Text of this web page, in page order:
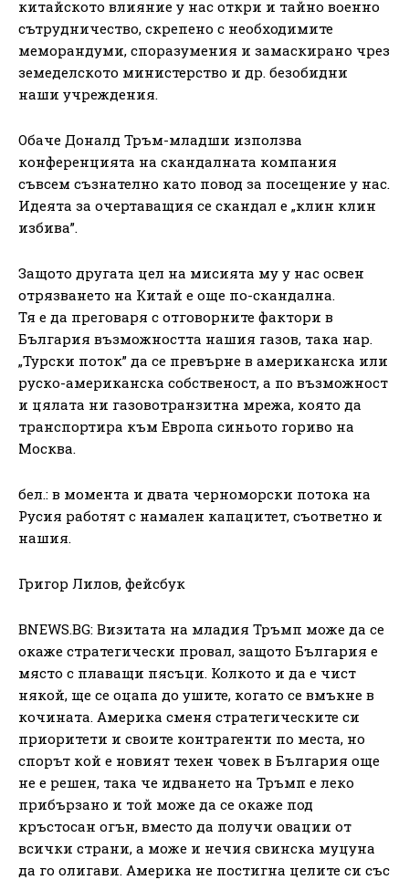
китайското влияние у нас откри и тайно военно
сътрудничество, скрепено с необходимите
меморандуми, споразумения и замаскирано чрез
земеделското министерство и др. безобидни
наши учреждения.
Обаче Доналд Тръм-младши използва
конференцията на скандалната компания
съвсем съзнателно като повод за посещение у нас.
Идеята за очертаващия се скандал е „клин клин
избива”.
Защото другата цел на мисията му у нас освен
отрязването на Китай е още по-скандална.
Тя е да преговаря с отговорните фактори в
България възможността нашия газов, така нар.
„Турски поток” да се превърне в американска или
руско-американска собственост, а по възможност
и цялата ни газовотранзитна мрежа, която да
транспортира към Европа синьото гориво на
Москва.
бел.: в момента и двата черноморски потока на
Русия работят с намален капацитет, съответно и
нашия.
Григор Лилов, фейсбук
BNEWS.BG: Визитата на младия Тръмп може да се
окаже стратегически провал, защото България е
място с плаващи пясъци. Колкото и да е чист
някой, ще се оцапа до ушите, когато се вмъкне в
кочината. Америка сменя стратегическите си
приоритети и своите контрагенти по места, но
спорът кой е новият техен човек в България още
не е решен, така че идването на Тръмп е леко
прибързано и той може да се окаже под
кръстосан огън, вместо да получи овации от
всички страни, а може и нечия свинска муцуна
да го олигави. Америка не постигна целите си със